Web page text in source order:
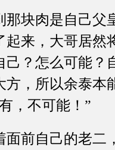
块肉是自己父
起来，大哥居然
己？怎么可能？
方，所以余泰本
，不可能！”
前自己的老二